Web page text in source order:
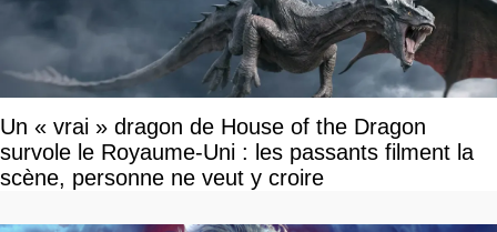
Un « vrai » dragon de House of the Dragon
survole le Royaume-Uni : les passants filment la
scène, personne ne veut y croire